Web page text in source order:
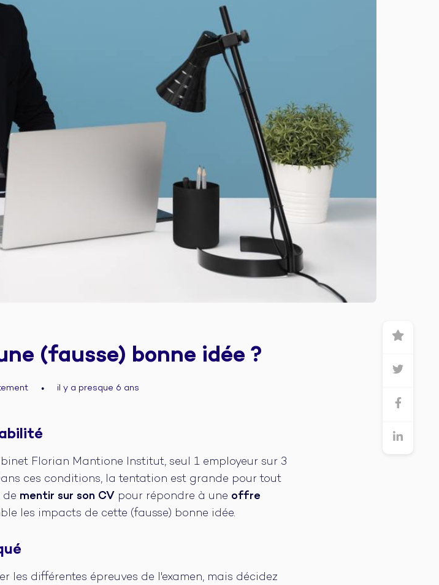
(fausse) bonne idée ?
● il y a presque 6 ans
Florian Mantione Institut, seul 1 employeur sur 3
ces conditions, la tentation est grande pour tout
de mentir sur son CV pour répondre à une offre
les impacts de cette (fausse) bonne idée.
les différentes épreuves de l'examen, mais décidez